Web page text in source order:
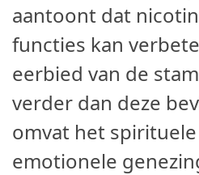
aantoont dat
functies kan
eerbied van de
verder dan deze
omvat het
emotionele